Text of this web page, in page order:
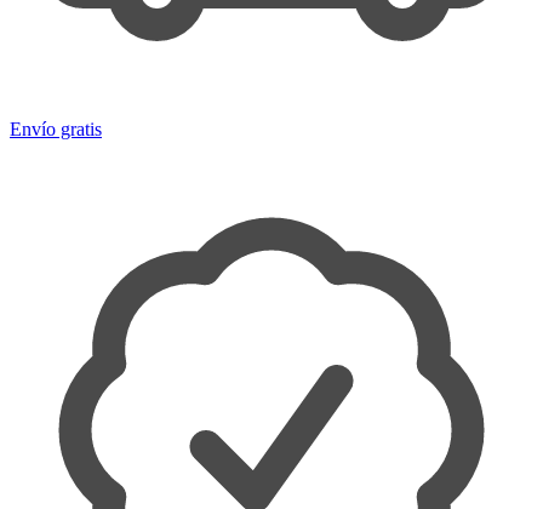
Envío gratis